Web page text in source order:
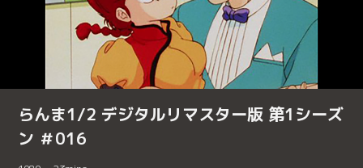
らんま1/2 デジタルリマスター版 第1シーズ
ン ＃016